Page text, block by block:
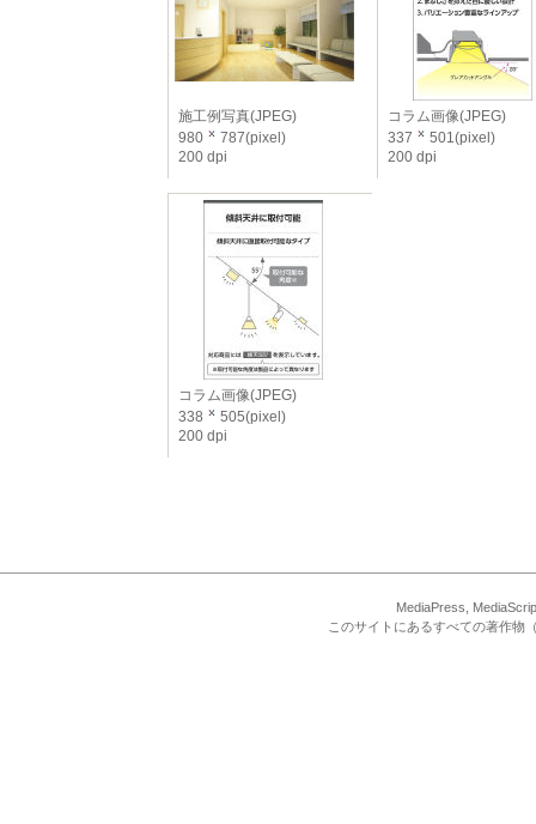
施工例写真(JPEG)
980
787(pixel)
200 dpi
コラム画像(JPEG)
337
501(pixel)
200 dpi
コラム画像(JPEG)
338
505(pixel)
200 dpi
MediaPress,
このサイトにあるすべての著作物